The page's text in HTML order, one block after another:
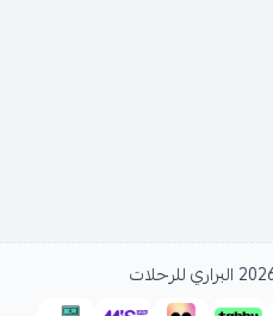
البراري للرحلات